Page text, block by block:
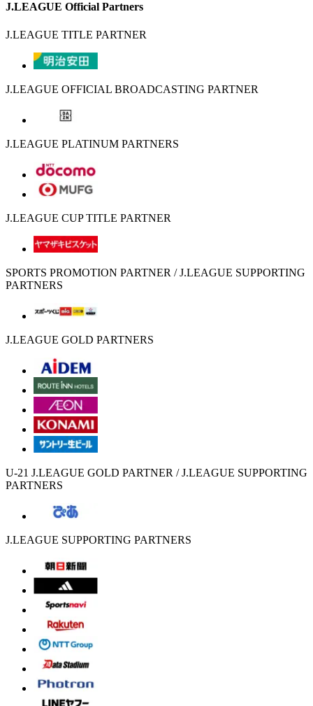
J.LEAGUE Official Partners
J.LEAGUE TITLE PARTNER
J.LEAGUE OFFICIAL BROADCASTING PARTNER
J.LEAGUE PLATINUM PARTNERS
J.LEAGUE CUP TITLE PARTNER
SPORTS PROMOTION PARTNER / J.LEAGUE SUPPORTING
PARTNERS
J.LEAGUE GOLD PARTNERS
U-21 J.LEAGUE GOLD PARTNER / J.LEAGUE SUPPORTING
PARTNERS
J.LEAGUE SUPPORTING PARTNERS